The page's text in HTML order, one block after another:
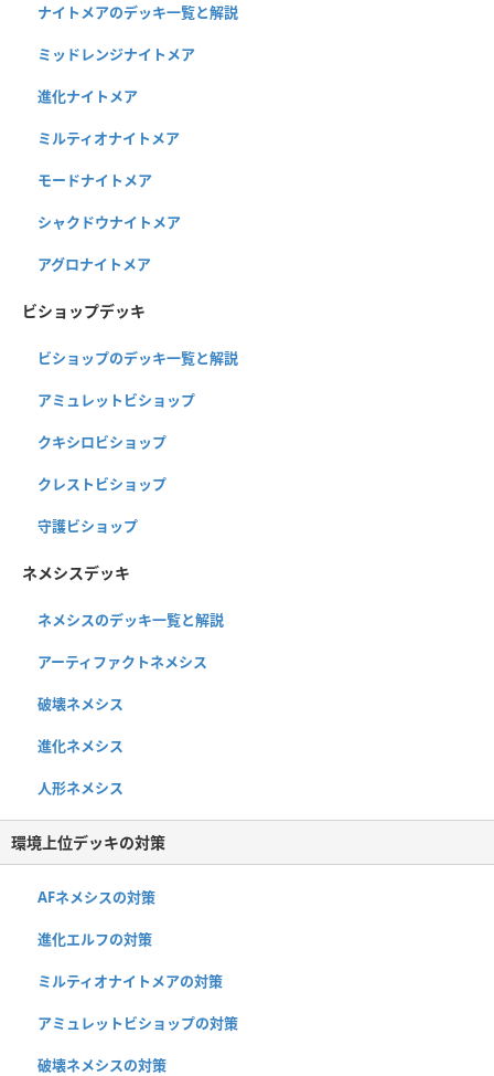
ナイトメアのデッキ一覧と解説
ミッドレンジナイトメア
進化ナイトメア
ミルティオナイトメア
モードナイトメア
シャクドウナイトメア
アグロナイトメア
ビショップデッキ
ビショップのデッキ一覧と解説
アミュレットビショップ
クキシロビショップ
クレストビショップ
守護ビショップ
ネメシスデッキ
ネメシスのデッキ一覧と解説
アーティファクトネメシス
破壊ネメシス
進化ネメシス
人形ネメシス
環境上位デッキの対策
AFネメシスの対策
進化エルフの対策
ミルティオナイトメアの対策
アミュレットビショップの対策
破壊ネメシスの対策